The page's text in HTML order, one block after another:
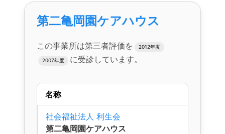
第二亀岡園ケアハウス
この事業所は第三者評価を 2012年度
2007年度 に受診しています。
名称
社会福祉法人 利生会
第二亀岡園ケアハウス